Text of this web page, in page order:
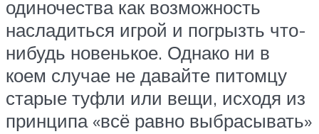
одиночества как возможность
насладиться игрой и погрызть что-
нибудь новенькое. Однако ни в
коем случае не давайте питомцу
старые туфли или вещи, исходя из
принципа «всё равно выбрасывать»